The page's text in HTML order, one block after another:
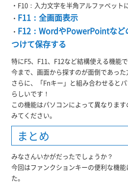
・F10：入力文字を半角アルファベット
・ F11：全画面表示
・ F12：WordやPowerPointなど
つけて保存する
特にF5、F11、F12など結構使える機能で
今まで、画面から探すのが面倒であった
さらに、「Fnキー」と組み合わせると
らしいです！
この機能はパソコンによって異なりま
みてください。
まとめ
みなさんいかがだったでしょうか？
今回はファンクションキーの便利な機
た。